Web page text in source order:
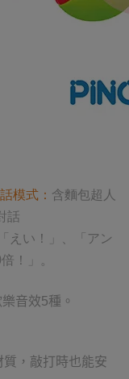
模式： 含麵包超人
話
「えい！」、「アン
倍！」。
音效5種。
質，敲打時也能安